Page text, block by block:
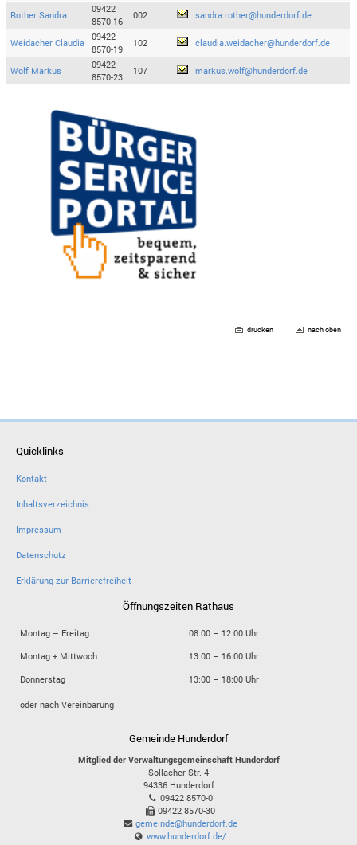
Rother Sandra
09422
8570-16
002 sandra.rother@hunderdorf.de
Weidacher Claudia
09422
8570-19
102 claudia.weidacher@hunderdorf.de
Wolf Markus
09422
8570-23
107 markus.wolf@hunderdorf.de
drucken nach oben
Quicklinks
Kontakt
Inhaltsverzeichnis
Impressum
Datenschutz
Erklärung zur Barrierefreiheit
Öffnungszeiten Rathaus
Montag – Freitag
08:00 – 12:00 Uhr
Montag + Mittwoch
13:00 – 16:00 Uhr
Donnerstag
13:00 – 18:00 Uhr
oder nach Vereinbarung
Gemeinde Hunderdorf
Mitglied der Verwaltungsgemeinschaft Hunderdorf
Sollacher Str. 4
94336 Hunderdorf
09422 8570-0
09422 8570-30
gemeinde@hunderdorf.de
www.hunderdorf.de/